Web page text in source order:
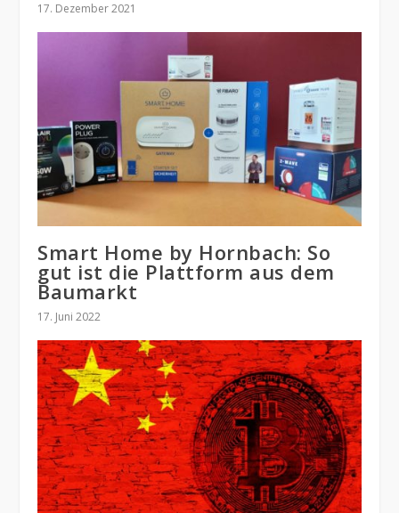
17. Dezember 2021
Smart Home by Hornbach: So
gut ist die Plattform aus dem
Baumarkt
17. Juni 2022